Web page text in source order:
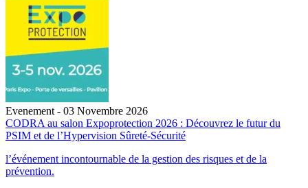
Evenement - 03 Novembre 2026
CODRA au salon Expoprotection 2026 : Découvrez le futur du
PSIM et de l’Hypervision Sûreté-Sécurité
l’événement incontournable de la gestion des risques et de la
prévention.